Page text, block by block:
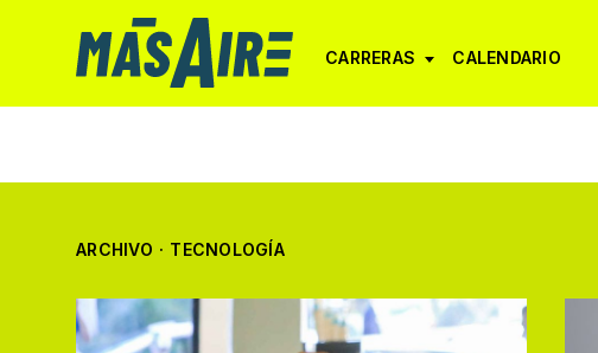
CARRERAS CALENDARIO
ARCHIVO · TECNOLOGÍA